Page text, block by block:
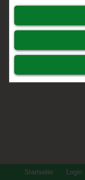
Startseite Login